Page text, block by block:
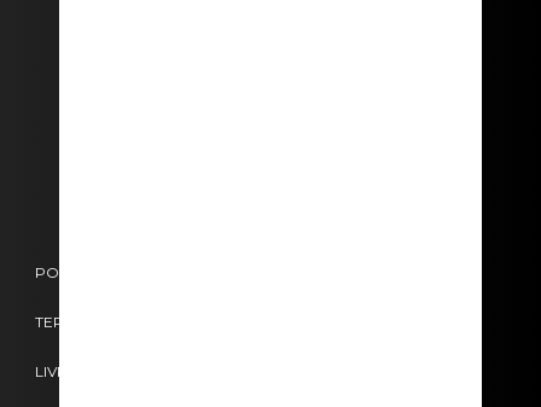
POLÍTICA DE COOKIES
TERMOS E CONDIÇÕES
LIVRO DE RECLAMAÇÕES